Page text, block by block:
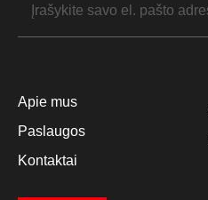
Apie mus
Paslaugos
Kontaktai